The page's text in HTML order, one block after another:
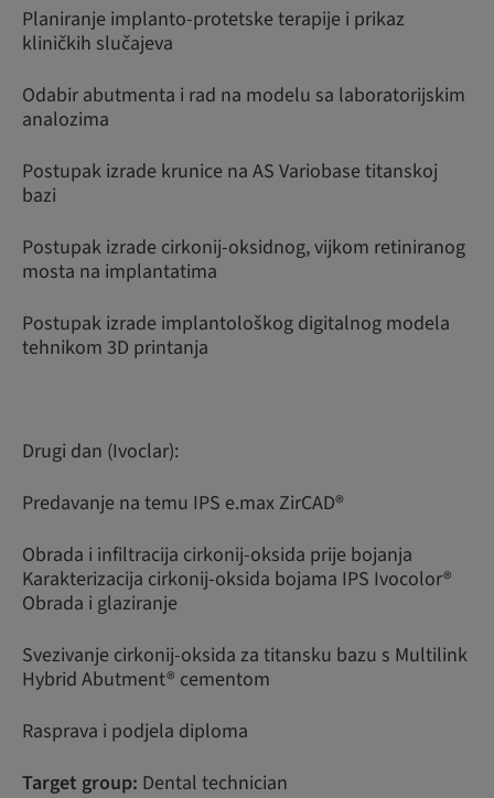
Planiranje implanto-protetske terapije i prikaz
kliničkih slučajeva
Odabir abutmenta i rad na modelu sa laboratorijskim
analozima
Postupak izrade krunice na AS Variobase titanskoj
bazi
Postupak izrade cirkonij-oksidnog, vijkom retiniranog
mosta na implantatima
Postupak izrade implantološkog digitalnog modela
tehnikom 3D printanja
Drugi dan (Ivoclar):
Predavanje na temu IPS e.max ZirCAD®
Obrada i infiltracija cirkonij-oksida prije bojanja
Karakterizacija cirkonij-oksida bojama IPS Ivocolor®
Obrada i glaziranje
Svezivanje cirkonij-oksida za titansku bazu s Multilink
Hybrid Abutment® cementom
Rasprava i podjela diploma
Target group: Dental technician